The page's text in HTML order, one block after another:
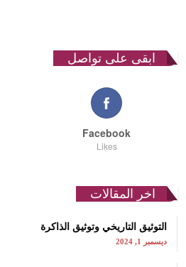
ابقى على تواصل
Facebook
Likes
اخر المقالات
التوثيق التاريخي وتوثيق الذاكرة
ديسمبر 1, 2024